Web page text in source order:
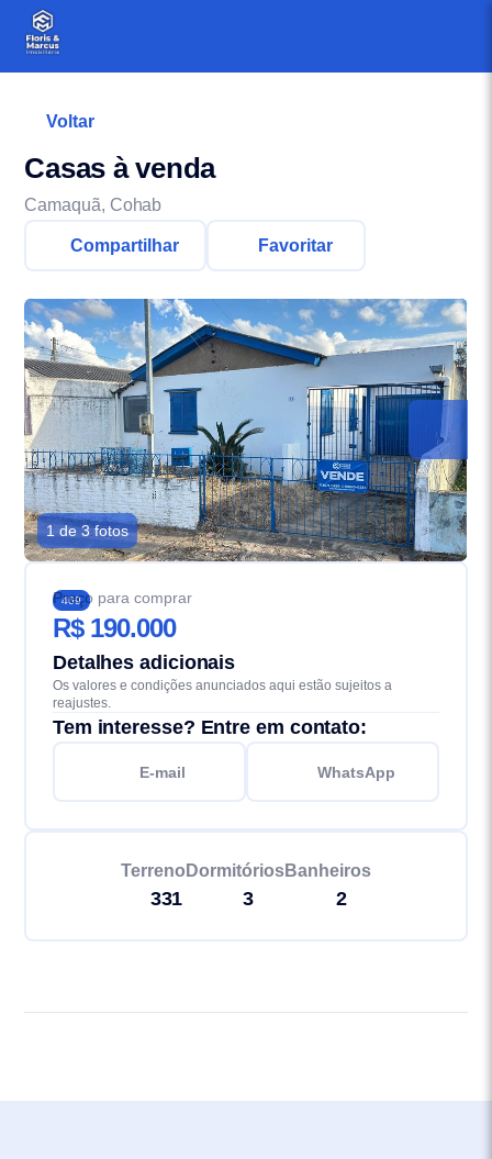
Voltar
Casas à venda
Camaquã, Cohab
Compartilhar Favoritar
1 de 3 fotos
469
Preço para comprar
R$ 190.000
Detalhes adicionais
Os valores e condições anunciados aqui estão sujeitos a
reajustes.
Tem interesse? Entre em contato:
E-mail WhatsApp
Terreno
331
Dormitórios
3
Banheiros
2